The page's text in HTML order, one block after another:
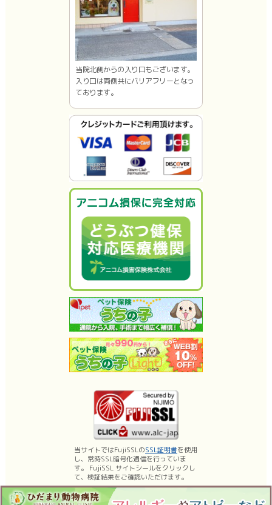
当院北側からの入り口もございます。
入り口は両側共にバリアフリーとなっ
ております。
当サイトではFujiSSLのSSL証明書を使用
し、常時SSL暗号化通信を行っていま
す。 FujiSSL サイトシールをクリックし
て、検証結果をご確認いただけます。